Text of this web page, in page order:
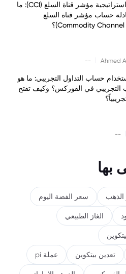
ما هي استراتيجية مؤشر قناة السلع (CCI): ما
حساب مؤشر قناة السلع
Ahmed
--
حساب التداول التجريبي: ما هو
التجريبي في الفوركس؟ وكيف تفتح
--
بها
الذهب سعر الفضة اليوم
الغاز الطبيعي
تعدين بيتكوين عملة pi